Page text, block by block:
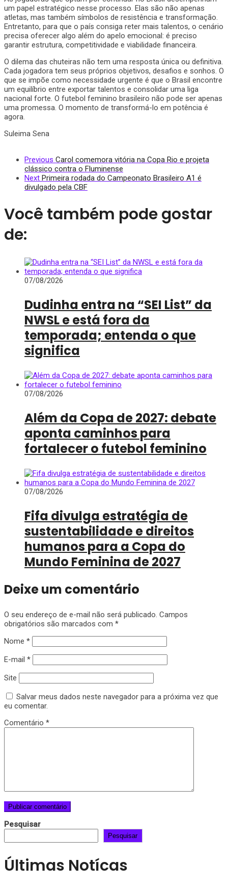
um papel estratégico nesse processo. Elas são não apenas
atletas, mas também símbolos de resistência e transformação.
Entretanto, para que o país consiga reter mais talentos, o cenário
precisa oferecer algo além do apelo emocional: é preciso
garantir estrutura, competitividade e viabilidade financeira.
O dilema das chuteiras não tem uma resposta única ou definitiva.
Cada jogadora tem seus próprios objetivos, desafios e sonhos. O
que se impõe como necessidade urgente é que o Brasil encontre
um equilíbrio entre exportar talentos e consolidar uma liga
nacional forte. O futebol feminino brasileiro não pode ser apenas
uma promessa. O momento de transformá-lo em potência é
agora.
Suleima Sena
Previous Carol comemora vitória na Copa Rio e projeta
clássico contra o Fluminense
Next Primeira rodada do Campeonato Brasileiro A1 é
divulgado pela CBF
Você também pode gostar
de:
07/08/2026
Dudinha entra na “SEI List” da
NWSL e está fora da
temporada; entenda o que
significa
07/08/2026
Além da Copa de 2027: debate
aponta caminhos para
fortalecer o futebol feminino
07/08/2026
Fifa divulga estratégia de
sustentabilidade e direitos
humanos para a Copa do
Mundo Feminina de 2027
Deixe um comentário
O seu endereço de e-mail não será publicado. Campos
obrigatórios são marcados com *
Nome *
E-mail *
Site
Salvar meus dados neste navegador para a próxima vez que
eu comentar.
Comentário *
Pesquisar
Pesquisar
Últimas Notícas